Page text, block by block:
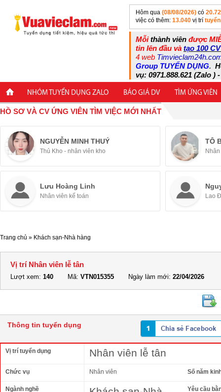
Hôm qua (08/08/2026) có
việc có thêm: 13.040 vị trí
Mỗithành viên được
tin lên đầu và tạo 100
4 web
Group TUYỂN DỤNG.
vụ: 0971.888.621 (Zalo )
NHÓM TUYỂN DỤNG ZALO BÁO GIÁ DV TÌM ỨNG VIÊN
HỒ SƠ VÀ CV ỨNG VIÊN TÌM VIỆC MỚI NHẤT
NGUYỄN MINH THUÝ
Thủ Kho - nhân viên kho
TÔ
Lưu Hoàng Linh
Nhân viên kế toán Lao
Trang chủ » Khách sạn-Nhà hàng
Vị trí Nhân viên lễ tân
Lượt xem: 140 Mã: VTN015355 Ngày làm mới: 22/04/2026
Thông tin tuyển dụng
Vị trí tuyển dụng Nhân viên lễ tân
Chức vụ Nhân viên Số năm
Ngành nghề Yêu cầu